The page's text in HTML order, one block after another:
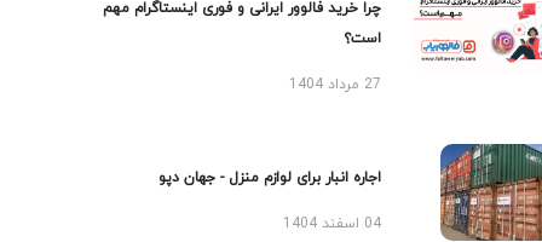
چرا خرید فالوور ایرانی و فوری اینستاگرام مهم
است؟
27 مرداد 1404
اجاره انبار برای لوازم منزل - جهان دپو
04 اسفند 1404